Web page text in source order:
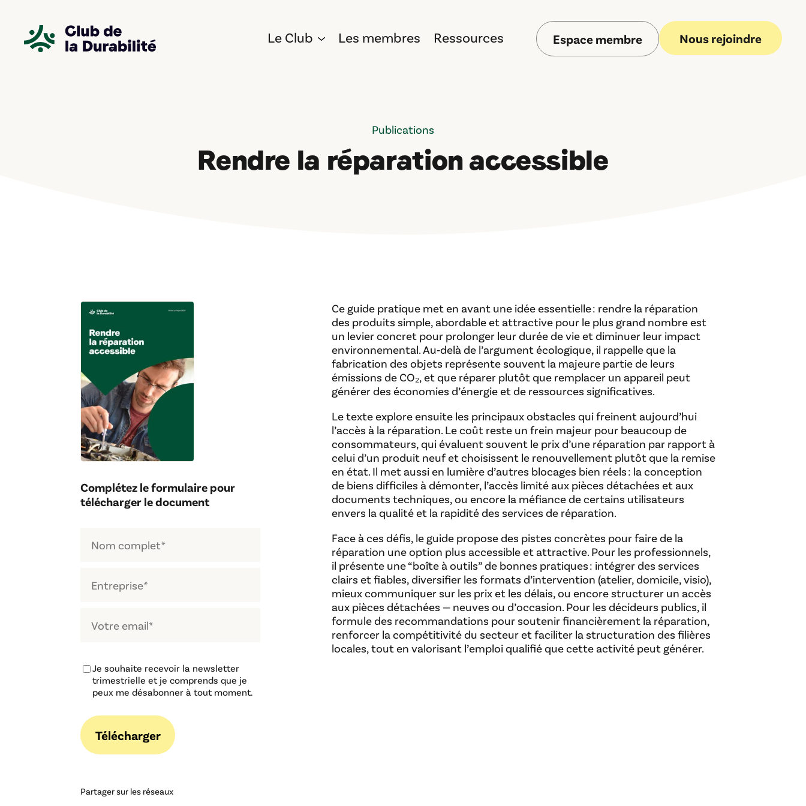
Le Club Les membres Ressources Espace membre Nous rejoindre
Publications
Rendre la réparation accessible
Complétez le formulaire pour
télécharger le document
Je souhaite recevoir la newsletter
trimestrielle et je comprends que je
peux me désabonner à tout moment.
Partager sur les réseaux
Ce guide pratique met en avant une idée essentielle : rendre la réparation
des produits simple, abordable et attractive pour le plus grand nombre est
un levier concret pour prolonger leur durée de vie et diminuer leur impact
environnemental. Au‑delà de l’argument écologique, il rappelle que la
fabrication des objets représente souvent la majeure partie de leurs
émissions de CO₂, et que réparer plutôt que remplacer un appareil peut
générer des économies d’énergie et de ressources significatives.
Le texte explore ensuite les principaux obstacles qui freinent aujourd’hui
l’accès à la réparation. Le coût reste un frein majeur pour beaucoup de
consommateurs, qui évaluent souvent le prix d’une réparation par rapport à
celui d’un produit neuf et choisissent le renouvellement plutôt que la remise
en état. Il met aussi en lumière d’autres blocages bien réels : la conception
de biens difficiles à démonter, l’accès limité aux pièces détachées et aux
documents techniques, ou encore la méfiance de certains utilisateurs
envers la qualité et la rapidité des services de réparation.
Face à ces défis, le guide propose des pistes concrètes pour faire de la
réparation une option plus accessible et attractive. Pour les professionnels,
il présente une “boîte à outils” de bonnes pratiques : intégrer des services
clairs et fiables, diversifier les formats d’intervention (atelier, domicile, visio),
mieux communiquer sur les prix et les délais, ou encore structurer un accès
aux pièces détachées — neuves ou d’occasion. Pour les décideurs publics, il
formule des recommandations pour soutenir financièrement la réparation,
renforcer la compétitivité du secteur et faciliter la structuration des filières
locales, tout en valorisant l’emploi qualifié que cette activité peut générer.